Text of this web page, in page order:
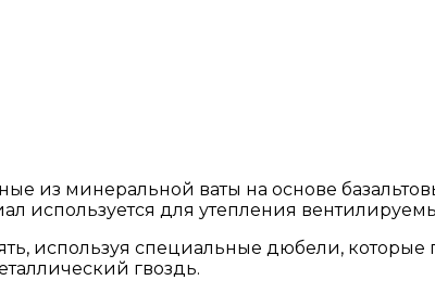
из минеральной ваты на основе
используется для утепления
используя специальные дюбели,
гвоздь.